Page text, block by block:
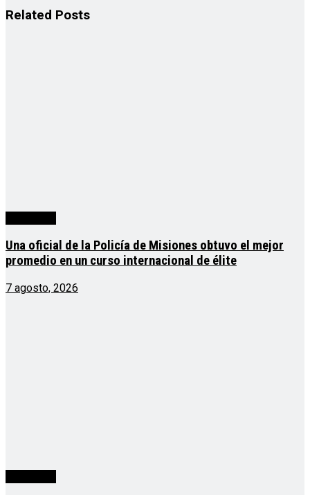
Related Posts
Una oficial de la Policía de Misiones obtuvo el mejor
promedio en un curso internacional de élite
7 agosto, 2026